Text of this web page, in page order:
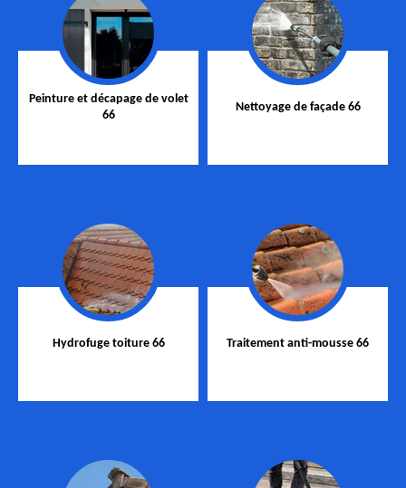
Peinture et décapage de volet
66
Nettoyage de façade 66
Hydrofuge toiture 66 Traitement anti-mousse 66